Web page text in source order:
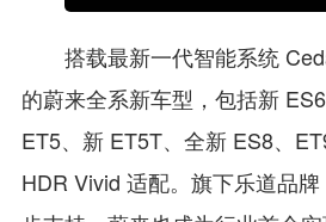
搭载最新一代智能系统
的蔚来全系新车型，包括新
ET5、新 ET5T、全新 ES8、
HDR Vivid 适配。旗下乐道品